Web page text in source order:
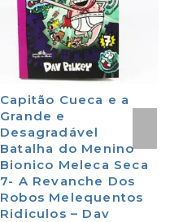
Capitão Cueca e a
Grande e
Desagradável
Batalha do Menino
Bionico Meleca Seca
7- A Revanche Dos
Robos Melequentos
Ridiculos – Dav